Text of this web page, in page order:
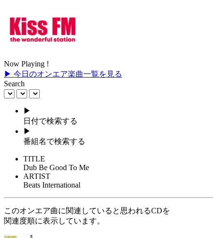
Now Playing !
▶ 今日のオンエア楽曲一覧を見る
Search
▶
日付で検索する
▶
番組名で検索する
TITLE
Dub Be Good To Me
ARTIST
Beats International
このオンエア曲に関連していると思われるCDを
関連度順に表示しています。